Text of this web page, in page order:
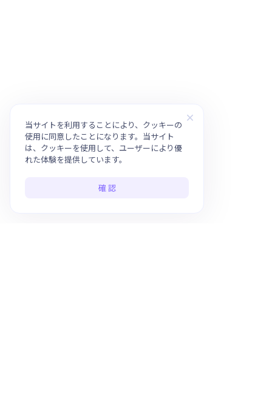
当サイトを利用することにより、クッキーの
使用に同意したことになります。当サイト
は、クッキーを使用して、ユーザーにより優
れた体験を提供しています。
確 認